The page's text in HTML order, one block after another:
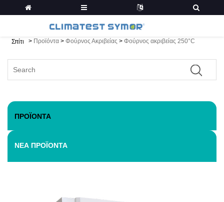
Σπίτι > Προϊόντα > Φούρνος Ακριβείας > Φούρνος ακριβείας 250°C
ΠΡΟΪΌΝΤΑ
ΝΈΑ ΠΡΟΪΌΝΤΑ